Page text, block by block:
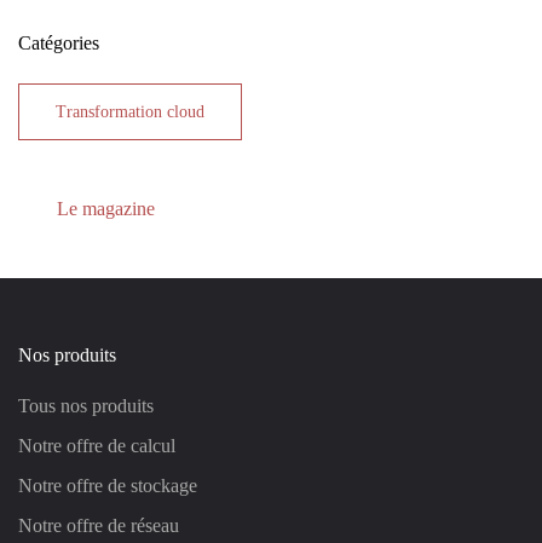
Catégories
Transformation cloud
Le magazine
Nos produits
Tous nos produits
Notre offre de calcul
Notre offre de stockage
Notre offre de réseau